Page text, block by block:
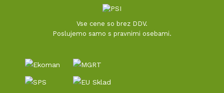
Vse cene so brez DDV.
Poslujemo samo s pravnimi osebami.